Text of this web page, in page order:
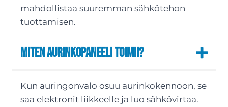
mahdollistaa suuremman sähkötehon
tuottamisen.
Miten aurinkopaneeli toimii?
Kun auringonvalo osuu aurinkokennoon, se
saa elektronit liikkeelle ja luo sähkövirtaa.